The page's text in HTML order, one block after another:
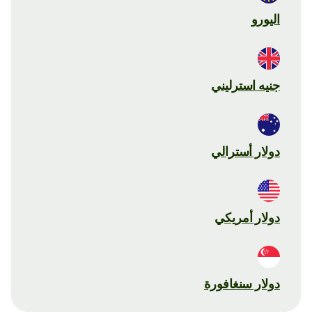
اليورو
جنيه استرليني
دولار أسترالي
دولار أمريكي
دولار سنغافورة